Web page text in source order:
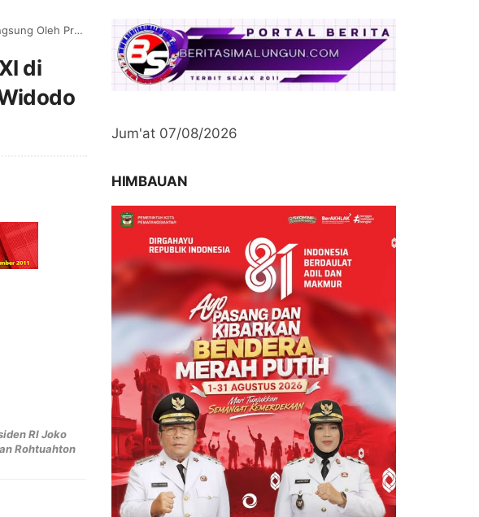
RI Joko Widodo
di
RI Joko
Rohtuahton
Jum'at 07/08/2026
HIMBAUAN